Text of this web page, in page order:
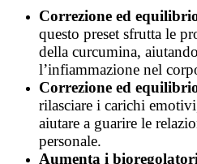
Correzione ed
questo preset sfrutta le
della curcumina,
l’infiammazione nel
Correzione ed
rilasciare i carichi
aiutare a guarire le
personale.
Aumenta i